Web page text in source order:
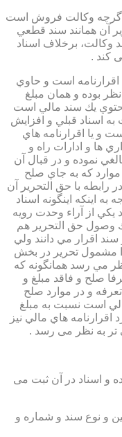
، گرچه وكالت فروش است
آن همانند سند قطعي
وكالت، برخلاف اسناد
کند .
اقرارنامه است و حاوي
بوده و همان مبلغ
محتوي يك سند مالي است
به اسناد قبلي و افزايش
و يا اقرارنامه هاي
ها و ادارات راه و
نموده و در قبال آن
كه به جاي صلح
رابطه با حق التحرير آن
به اينكه اينگونه اسناد
يكي از آراء وحدت رويه
وصول حق التحرير هم
اقرار مي دانند ولي
مشمول تحرير در بخش
مي رسد همانگونه كه
صلح و فاقد مبلغ و
و در موارد صلح
است نسبت به مبلغ
هاي مالي نيز
تر به نظر می رسد .
و اسناد در آن ثبت می
و نوع سند و شماره و